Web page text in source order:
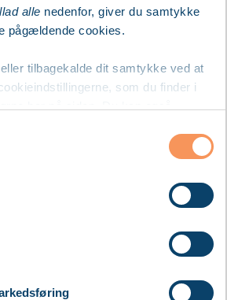
alle nedenfor, giver du samtykke
pågældende cookies.
tilbagekalde dit samtykke ved at
som du finder i
brug af cookies nedenfor – og om